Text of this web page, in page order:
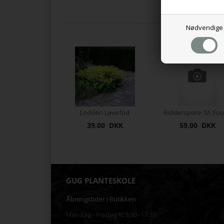
Nødvendige
Lodden Løvefod
39,00 DKK 59,00 DKK
GUG PLANTESKOLE
Åbningstider i Butikken
Mandag - Fredag kl.9.00 -17.30